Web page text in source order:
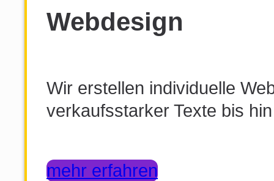
Webdesign
Wir erstellen individuelle
verkaufsstarker Texte bis
mehr erfahren